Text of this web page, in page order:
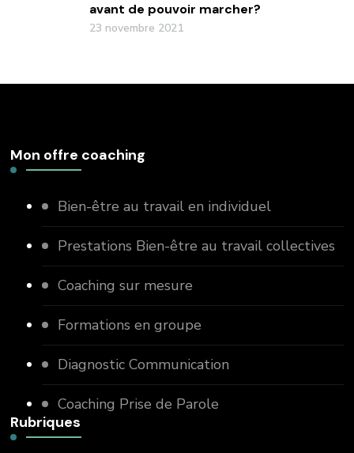
avant de pouvoir marcher?
23 novembre 2021
Mon offre coaching
Bien-être au travail en individuel
Prestations Bien-être au travail collectives
Coaching sur mesure
Formations en groupe
Diagnostic Communication
Coaching Prise de Parole
Rubriques